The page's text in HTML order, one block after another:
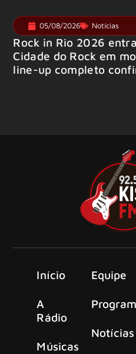
05/08/2026 Notícias
Rock in Rio 2026
Cidade do Rock em
line-up completo
Início
A
Rádio
Músicas
Equipe
Notícias